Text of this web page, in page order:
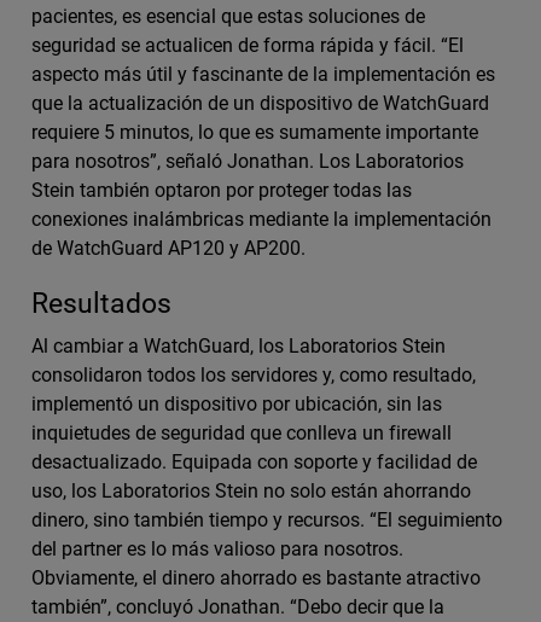
pacientes, es esencial que estas soluciones de
seguridad se actualicen de forma rápida y fácil. “El
aspecto más útil y fascinante de la implementación es
que la actualización de un dispositivo de WatchGuard
requiere 5 minutos, lo que es sumamente importante
para nosotros”, señaló Jonathan. Los Laboratorios
Stein también optaron por proteger todas las
conexiones inalámbricas mediante la implementación
de WatchGuard AP120 y AP200.
Resultados
Al cambiar a WatchGuard, los Laboratorios Stein
consolidaron todos los servidores y, como resultado,
implementó un dispositivo por ubicación, sin las
inquietudes de seguridad que conlleva un firewall
desactualizado. Equipada con soporte y facilidad de
uso, los Laboratorios Stein no solo están ahorrando
dinero, sino también tiempo y recursos. “El seguimiento
del partner es lo más valioso para nosotros.
Obviamente, el dinero ahorrado es bastante atractivo
también”, concluyó Jonathan. “Debo decir que la